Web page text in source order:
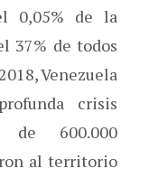
0,05% de la
37% de todos
Venezuela
crisis
de 600.000
al territorio